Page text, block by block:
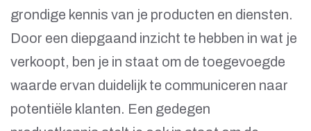
grondige kennis van je producten en diensten.
Door een diepgaand inzicht te hebben in wat je
verkoopt, ben je in staat om de toegevoegde
waarde ervan duidelijk te communiceren naar
potentiële klanten. Een gedegen